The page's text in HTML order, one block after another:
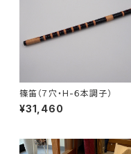
篠笛（７穴・H-６本調子）
¥31,460